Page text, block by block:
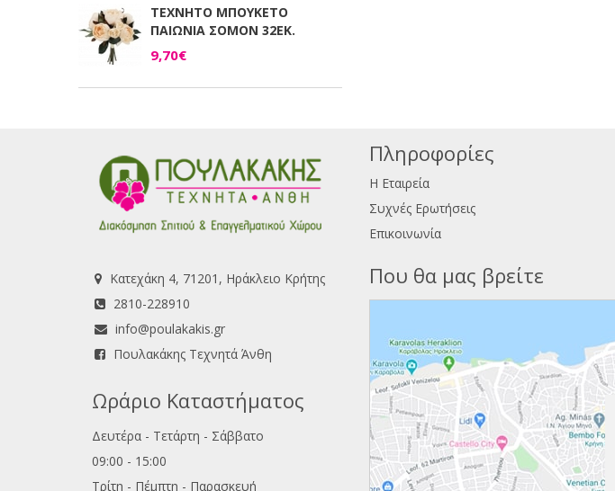
ΤΕΧΝΗΤΟ ΜΠΟΥΚΕΤΟ
ΠΑΙΩΝΙΑ ΣΟΜΟΝ 32ΕΚ.
9,70€
Πληροφορίες
Η Εταιρεία
Συχνές Ερωτήσεις
Επικοινωνία
Κατεχάκη 4, 71201, Ηράκλειο Κρήτης
2810-228910
info@poulakakis.gr
Πουλακάκης Τεχνητά Άνθη
Ωράριο Καταστήματος
Δευτέρα - Τετάρτη - Σάββατο
09:00 - 15:00
Τρίτη - Πέμπτη - Παρασκευή
Που θα μας βρείτε